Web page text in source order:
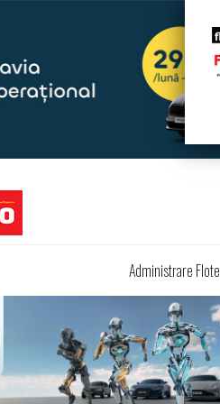
Administrare Flote